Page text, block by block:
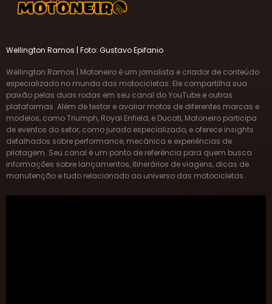
Wellington Ramos | Motoneiro é um jornalista e criador de conteúdo
especializado no mundo das motocicletas. Ele compartilha sua
paixão pelas duas rodas em seu canal do YouTube e outras
plataformas. Além de testar e avaliar motos de diferentes marcas e
modelos, como Triumph, Royal Enfield, e Ducati, Motoneiro participa
de eventos do setor, como jurado especializado, e oferece insights
detalhados sobre performance, mecânica e experiências de
pilotagem. Seu canal é um ponto de referência para quem busca
informações sobre lançamentos, itinerários de viagens, dicas de